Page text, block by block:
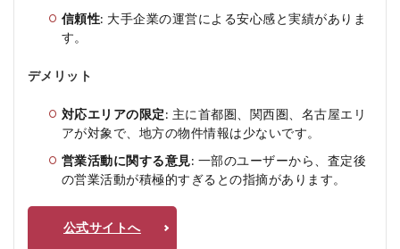
信頼性: 大手企業の運営による安心感と実績がありま
す。
デメリット
対応エリアの限定: 主に首都圏、関西圏、名古屋エリ
アが対象で、地方の物件情報は少ないです。
営業活動に関する意見: 一部のユーザーから、査定後
の営業活動が積極的すぎるとの指摘があります。
公式サイトへ